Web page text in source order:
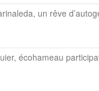
un rêve
écohameau